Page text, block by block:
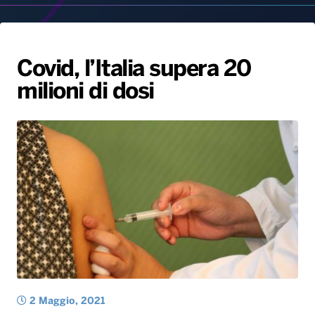
Palinsesto
Hit Dance
Giochi&Concorsi
PALATOUR
Notizie
Locali
Musica e Spettacolo
Radio Norba Consiglia
Leggerissime
Playlist
Generale
Notiziario
Oroscopo
Speciale Astrabilia 2026
Gallery
Radio Norba News TV
Voce al Bari
Battiti Live 2026
Gallery
Covid, l’Italia supera 20
milioni di dosi
2 Maggio, 2021